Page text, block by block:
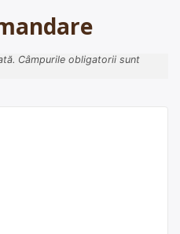
Câmpurile obligatorii sunt